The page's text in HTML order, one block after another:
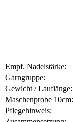
Empf. Nadelstärke:
Garngruppe:
Gewicht / Lauflänge:
Maschenprobe 10cm:
Pflegehinweis: